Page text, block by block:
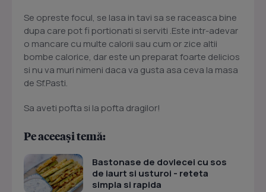
Se opreste focul, se lasa in tavi sa se raceasca bine
dupa care pot fi portionati si serviti .Este intr-adevar
o mancare cu multe calorii sau cum or zice altii
bombe calorice, dar este un preparat foarte delicios
si nu va muri nimeni daca va gusta asa ceva la masa
de Sf.Pasti.
Sa aveti pofta si la pofta dragilor!
Pe aceeași temă:
Bastonase de dovlecei cu sos
de iaurt si usturoi - reteta
simpla si rapida